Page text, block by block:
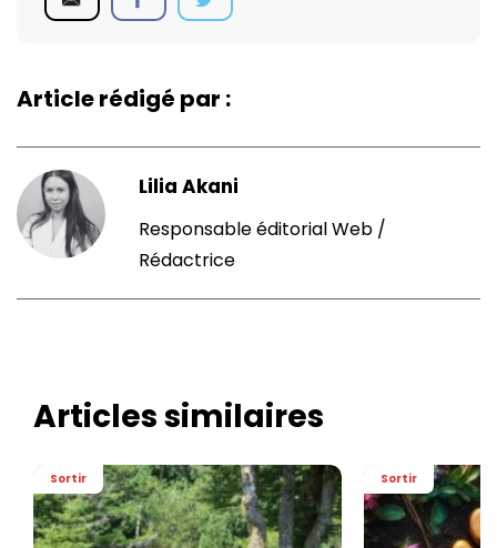
Article rédigé par :
Lilia Akani
Responsable éditorial Web /
Rédactrice
Articles similaires
Sortir Sortir